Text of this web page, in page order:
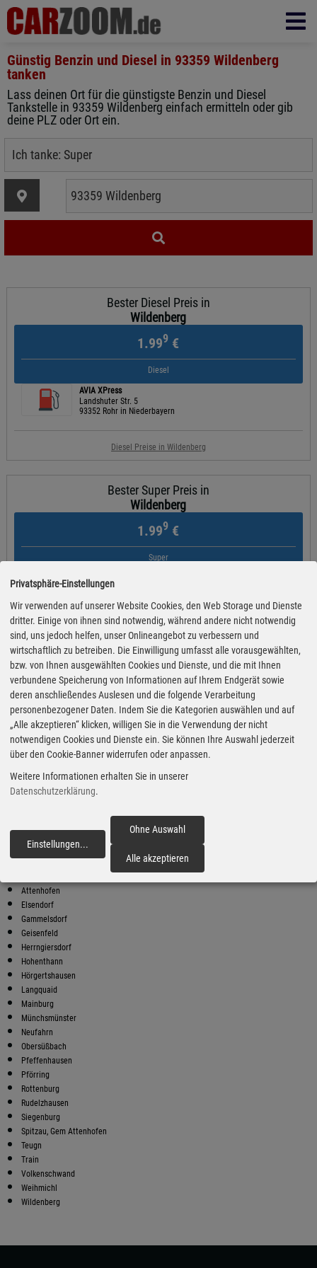
Günstig Benzin und Diesel in 93359 Wildenberg
tanken
Lass deinen Ort für die günstigste Benzin und Diesel
Tankstelle in 93359 Wildenberg einfach ermitteln oder gib
deine PLZ oder Ort ein.
Bester Diesel Preis in
Wildenberg
1.999 €
Diesel
AVIA XPress
Landshuter Str. 5
93352 Rohr in Niederbayern
Diesel Preise in Wildenberg
Bester Super Preis in
Wildenberg
1.999 €
Super
AVIA XPress
Landshuter Str. 5
Super Preise in Wildenberg
Bester Super E10 Preis in
Wildenberg
1.939€
Super E10
Asamstr. 6a
Preiswerter tanken - finden Sie die günstigsten Benzin und Diesel
Preise in Ihrer Stadt
Attenhofen
Elsendorf
Gammelsdorf
Geisenfeld
Herrngiersdorf
Hohenthann
Hörgertshausen
Langquaid
Mainburg
Münchsmünster
Neufahrn
Obersüßbach
Pfeffenhausen
Pförring
Rottenburg
Rudelzhausen
Siegenburg
Spitzau, Gem Attenhofen
Teugn
Train
Volkenschwand
Weihmichl
Wildenberg
Privatsphäre-Einstellungen
Wir verwenden auf unserer Website Cookies, den Web Storage und Dienste
dritter. Einige von ihnen sind notwendig, während andere nicht notwendig
sind, uns jedoch helfen, unser Onlineangebot zu verbessern und
wirtschaftlich zu betreiben. Die Einwilligung umfasst alle vorausgewählten,
bzw. von Ihnen ausgewählten Cookies und Dienste, und die mit Ihnen
verbundene Speicherung von Informationen auf Ihrem Endgerät sowie
deren anschließendes Auslesen und die folgende Verarbeitung
personenbezogener Daten. Indem Sie die Kategorien auswählen und auf
„Alle akzeptieren“ klicken, willigen Sie in die Verwendung der nicht
notwendigen Cookies und Dienste ein. Sie können Ihre Auswahl jederzeit
über den Cookie-Banner widerrufen oder anpassen.
Weitere Informationen erhalten Sie in unserer
Datenschutzerklärung.
Einstellungen...
Ohne Auswahl
Alle akzeptieren